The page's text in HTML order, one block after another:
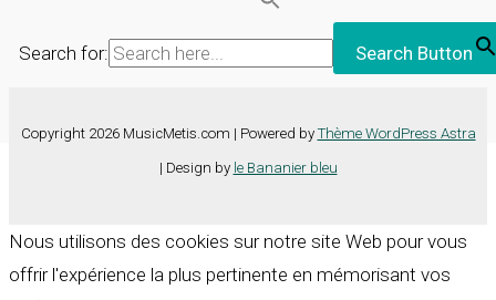
Search for: Search Button
Copyright 2026 MusicMetis.com | Powered by Thème WordPress Astra
| Design by le Bananier bleu
Nous utilisons des cookies sur notre site Web pour vous
offrir l'expérience la plus pertinente en mémorisant vos